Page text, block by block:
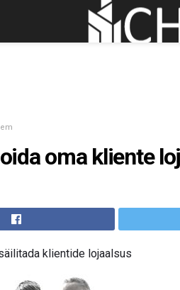
oma kliente
klientide lojaalsus